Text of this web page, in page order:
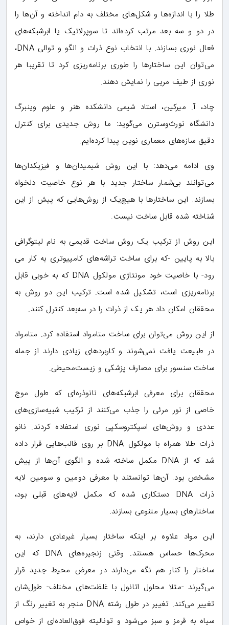
طلا را با اندازه‌ها و شکل‌های مختلف به دام انداخته و آن‌ها را
در دو و سه بعد مرتب کرده‌اند تا سوپرلاتیک یا ابرشبکه‌های
فعال نوری بسازند. با انتخاب نوع ذرات و الگو و توالی DNA،
می‌توان این ساختارها را طوری برنامه‌ریزی کرد تا تقریبا هر
نوری از طیف مریی را نمایش دهند.
چاد، آ. میرکین، استاد شیمی دانشکده هنر و علوم وینبرگ
دانشگاه نورث‌وسترن می‌گوید: ما روش جدیدی برای کنترل
دقیق سازه‌های معماری نوین پیدا کرده‌ایم.
وی ادامه می‌دهد: با این روش شیمیدان‌ها و فیزیکدان‌ها
می‌توانند بی‌شمار ساختار جدید با هر نوع خاصیت دلخواه
بسازند. این ساختارها با هیچ‌یک از روش‌هایی که پیش از این
شناخته شده قابل ساخت نیست.
این روش از ترکیب یک روش ساخت قدیمی به نام لیتوگرافی
بالا به پایین -که برای ساخت تراشه‌های کامپیوتری به کار می
رود- با خاصیت خود مونتاژی مولکول DNA که به خوبی قابل
برنامه‌ریزی است، تشکیل شده است. ترکیب این دو روش به
محققان امکان داد هر یک از ذرات را در سه‌بعد کنترل کنند.
از این روش می‌توان برای ساخت متامواد استفاده کرد. متامواد
در طبیعت یافت نمی‌شوند و کاربردهای زیادی دارند از جمله
ساخت سنسور برای مصارف پزشکی و زیست‌محیطی.
محققان برای معرفی ابرشبکه‌های نانوذره‌ای که طول موج
خاصی از نور مرئی را جذب می‌کنند از ترکیب شبیه‌سازی‌های
عددی و روش‌های اسپکتروسکپی نوری استفاده کردند. نانو
ذرات طلا همراه با مولکول DNA بر روی قالب‌هایی قرار داده
شد که از DNA مکمل ساخته شده و الگوی آن‌ها از پیش
مشخص بود. آن‌ها توانستند با معرفی دومین و سومین لایه
ذرات DNA دستکاری شده که مکمل لایه‌های قبلی بود،
ساختارهای بسیار متنوعی بسازند.
این مواد علاوه بر اینکه ساختار بسیار غیرعادی دارند، به
محرک‌ها حساس هستند. وقتی زنجیره‌های DNA که این
ساختار را کنار هم نگه می‌دارند در معرض محیط جدید قرار
می‌گیرند -مثلا محلول اتانول با غلظت‌های مختلف- طول‌شان
تغییر می‌کند. تغییر در طول رشته DNA منجر به تغییر رنگ از
سیاه به قرمز و سبز می‌شود و تونالیته فوق‌العاده‌ای از خواص